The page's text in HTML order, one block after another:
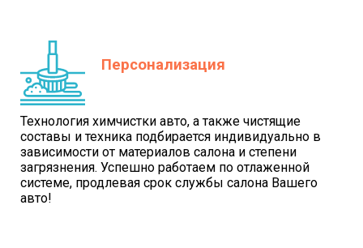
Персонализация
Технология химчистки авто, а также чистящие
составы и техника подбирается индивидуально в
зависимости от материалов салона и степени
загрязнения. Успешно работаем по отлаженной
системе, продлевая срок службы салона Вашего
авто!